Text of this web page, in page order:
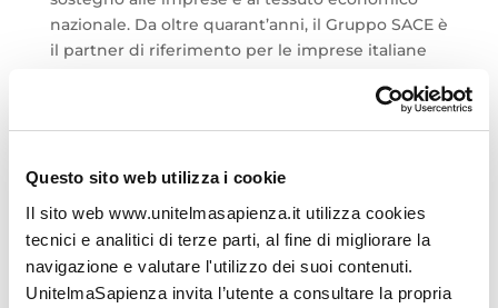
Questo sito web utilizza i cookie
Il sito web www.unitelmasapienza.it utilizza cookies
tecnici e analitici di terze parti, al fine di migliorare la
navigazione e valutare l'utilizzo dei suoi contenuti.
UnitelmaSapienza invita l’utente a consultare la propria
nazionale. Da oltre quarant’anni, il Gruppo SACE è
il partner di riferimento per le imprese italiane